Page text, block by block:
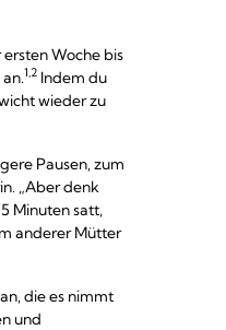
Woche bis
1,2 Indem du
wieder zu
Pausen, zum
„Aber denk
Minuten satt,
anderer Mütter
die es nimmt
und